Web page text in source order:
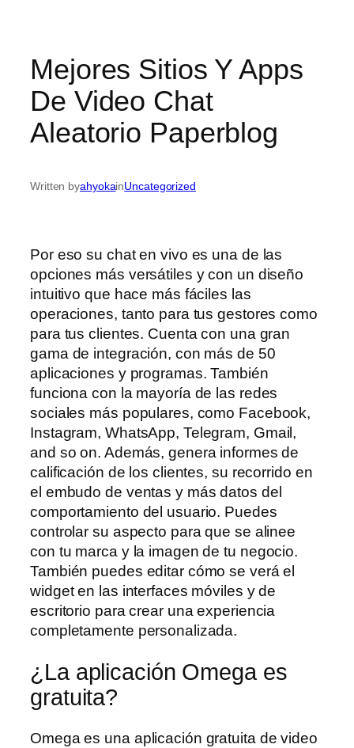
Mejores Sitios Y Apps
De Video Chat
Aleatorio Paperblog
Written byahyokainUncategorized
Por eso su chat en vivo es una de las
opciones más versátiles y con un diseño
intuitivo que hace más fáciles las
operaciones, tanto para tus gestores como
para tus clientes. Cuenta con una gran
gama de integración, con más de 50
aplicaciones y programas. También
funciona con la mayoría de las redes
sociales más populares, como Facebook,
Instagram, WhatsApp, Telegram, Gmail,
and so on. Además, genera informes de
calificación de los clientes, su recorrido en
el embudo de ventas y más datos del
comportamiento del usuario. Puedes
controlar su aspecto para que se alinee
con tu marca y la imagen de tu negocio.
También puedes editar cómo se verá el
widget en las interfaces móviles y de
escritorio para crear una experiencia
completamente personalizada.
¿La aplicación Omega es
gratuita?
Omega es una aplicación gratuita de video